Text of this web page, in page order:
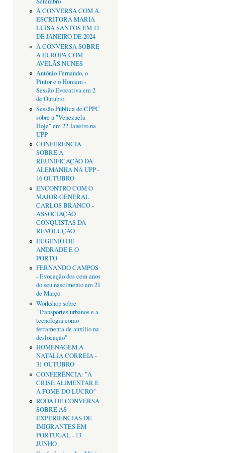
À CONVERSA COM A
ESCRITORA MARIA
LUÍSA SANTOS EM 11
DE JANEIRO DE 2024
À CONVERSA SOBRE
A EUROPA COM
AVELÃS NUNES
António Fernando, o
Pintor e o Homem -
Sessão Evocativa em 2
de Outubro
Sessão Pública do CPPC
sobre a "Venezuela
Hoje" em 22 Janeiro na
UPP
CONFERÊNCIA
SOBRE A
REUNIFICAÇÃO DA
ALEMANHA NA UPP -
16 OUTUBRO
ENCONTRO COM O
MAJOR-GENERAL
CARLOS BRANCO -
ASSOCIAÇÃO
CONQUISTAS DA
REVOLUÇÃO
EUGÉNIO DE
ANDRADE E O
PORTO
FERNANDO CAMPOS
- Evocação dos cem anos
do seu nascimento em 21
de Março
Workshop sobre
"Transportes urbanos e a
tecnologia como
ferramenta de auxílio na
deslocação"
HOMENAGEM A
NATÁLIA CORREIA -
31 OUTUBRO
CONFERÊNCIA: "A
CRISE ALIMENTAR E
A FOME DO LUCRO"
RODA DE CONVERSA
SOBRE AS
EXPERIÊNCIAS DE
IMIGRANTES EM
PORTUGAL - 13
JUNHO